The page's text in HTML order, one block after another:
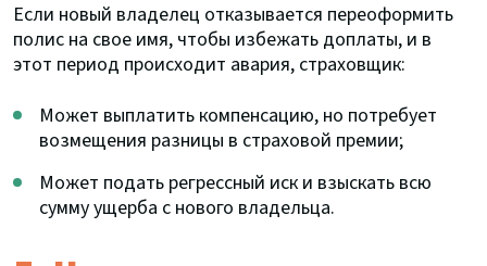
Если новый владелец отказывается переоформить
полис на свое имя, чтобы избежать доплаты, и в
этот период происходит авария, страховщик:
Может выплатить компенсацию, но потребует
возмещения разницы в страховой премии;
Может подать регрессный иск и взыскать всю
сумму ущерба с нового владельца.